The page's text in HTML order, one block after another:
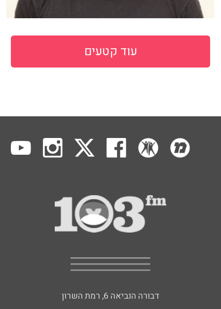
עוד קטעים
דבורה הנביאה 6, רמת השרון